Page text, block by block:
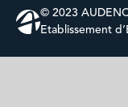
© 2023
Etablissement